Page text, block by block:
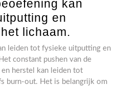
kan
en
lichaam.
leiden tot fysieke uitputting en
constant pushen van de
herstel kan leiden tot
burn-out. Het is belangrijk om